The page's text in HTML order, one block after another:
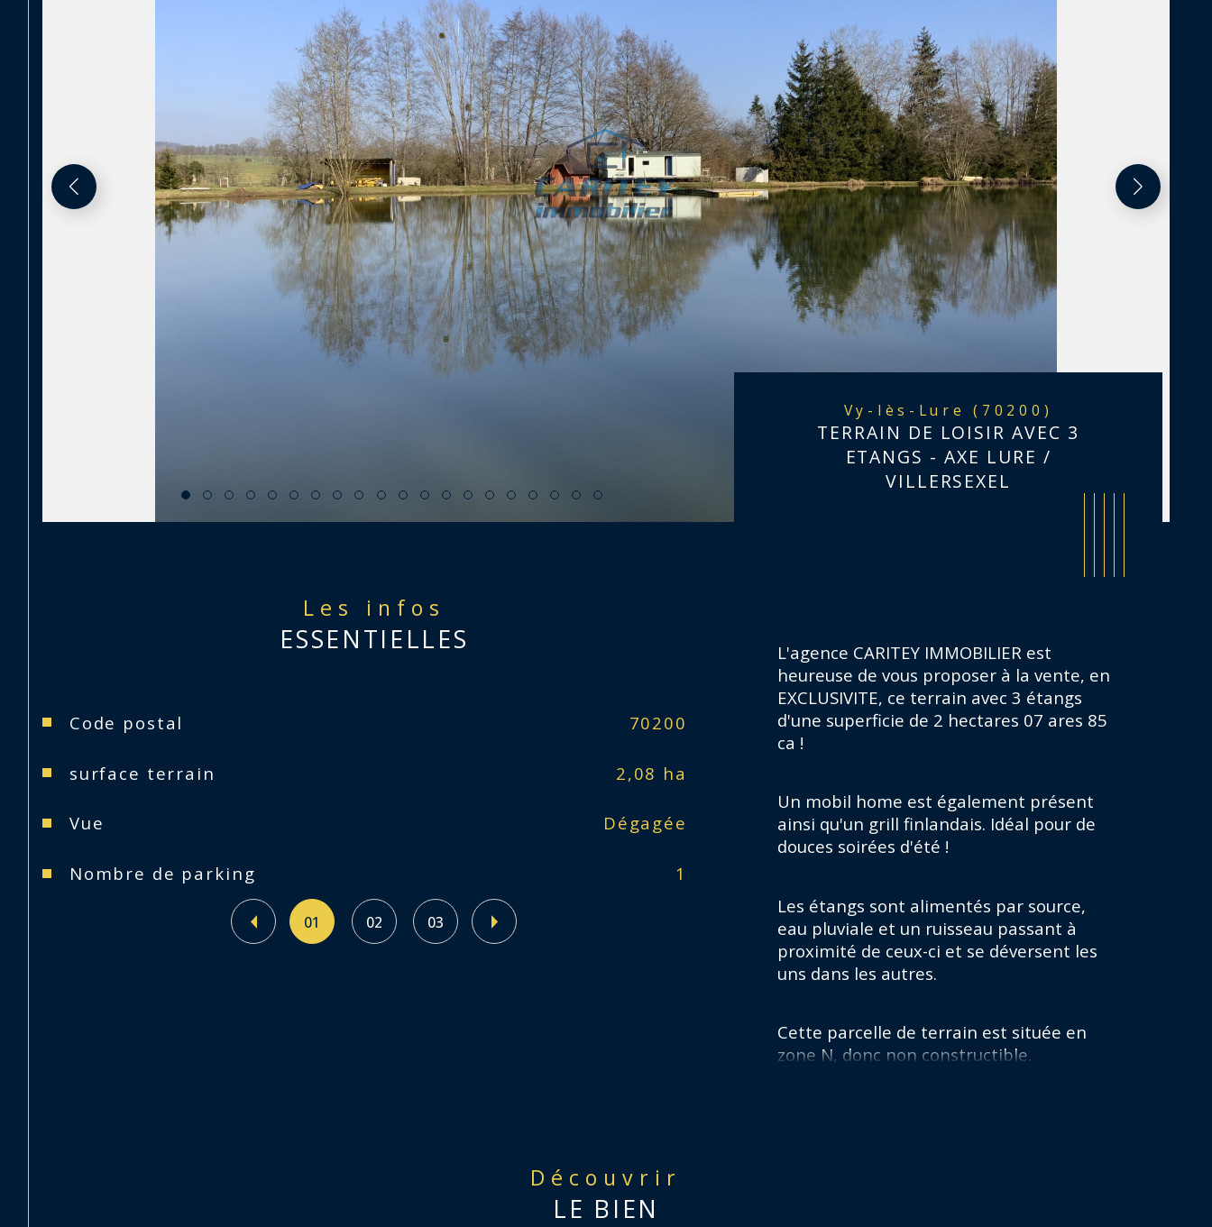
Vy-lès-Lure (70200)
TERRAIN DE LOISIR AVEC 3
ETANGS - AXE LURE /
VILLERSEXEL
Les infos
ESSENTIELLES
Caractéristiques Valeurs
Code postal 70200
surface terrain 2,08 ha
Vue Dégagée
Nombre de parking 1
Caractéristiques Valeurs
Terrain piscinable
Terrain Viabilisé
01 02 03
L'agence CARITEY IMMOBILIER est
heureuse de vous proposer à la vente, en
EXCLUSIVITE, ce terrain avec 3 étangs
d'une superficie de 2 hectares 07 ares 85
ca !
Un mobil home est également présent
ainsi qu'un grill finlandais. Idéal pour de
douces soirées d'été !
Les étangs sont alimentés par source,
eau pluviale et un ruisseau passant à
proximité de ceux-ci et se déversent les
uns dans les autres.
Cette parcelle de terrain est située en
zone N, donc non constructible.
Découvrir
LE BIEN